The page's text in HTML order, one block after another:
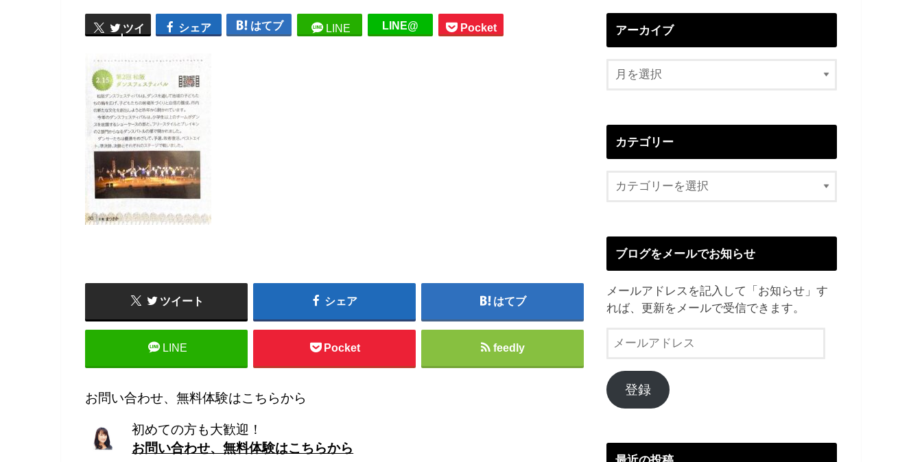
ツイ
ート
シェア はてブ LINE LINE@ Pocket
ツイート シェア はてブ
LINE Pocket feedly
お問い合わせ、無料体験はこちらから
初めての方も大歓迎！
お問い合わせ、無料体験はこちらから
アーカイブ
カテゴリー
ブログをメールでお知らせ
メールアドレスを記入して「お知らせ」す
れば、更新をメールで受信できます。
ル
ア
ド
登録